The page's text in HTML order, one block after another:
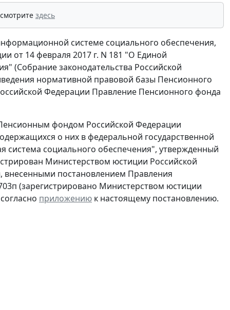
здесь
системе социального обеспечения,
от 14 февраля 2017 г. N 181 "О Единой
(Собрание законодательства Российской
нормативной правовой базы Пенсионного
Федерации Правление Пенсионного фонда
фондом Российской Федерации
о них в федеральной государственной
социального обеспечения", утвержденный
Министерством юстиции Российской
внесенными постановлением Правления
(зарегистрировано Министерством юстиции
приложению к настоящему постановлению.